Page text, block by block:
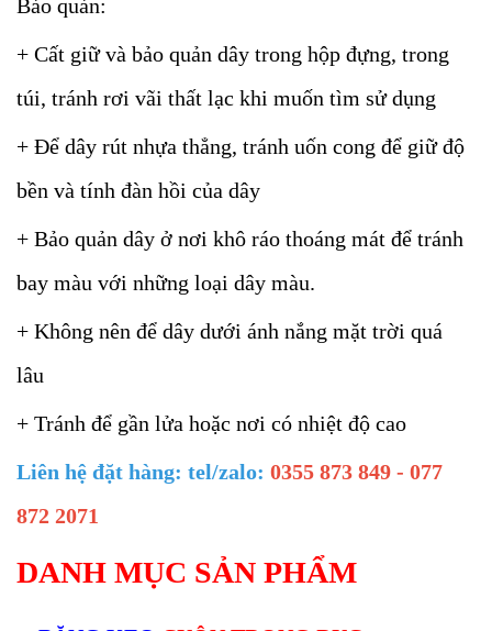
Bảo quản:
+ Cất giữ và bảo quản dây trong hộp đựng, trong
túi, tránh rơi vãi thất lạc khi muốn tìm sử dụng
+ Để dây rút nhựa thẳng, tránh uốn cong để giữ độ
bền và tính đàn hồi của dây
+ Bảo quản dây ở nơi khô ráo thoáng mát để tránh
bay màu với những loại dây màu.
+ Không nên để dây dưới ánh nắng mặt trời quá
lâu
+ Tránh để gần lửa hoặc nơi có nhiệt độ cao
Liên hệ đặt hàng: tel/zalo: 0355 873 849 - 077
872 2071
DANH MỤC SẢN PHẨM